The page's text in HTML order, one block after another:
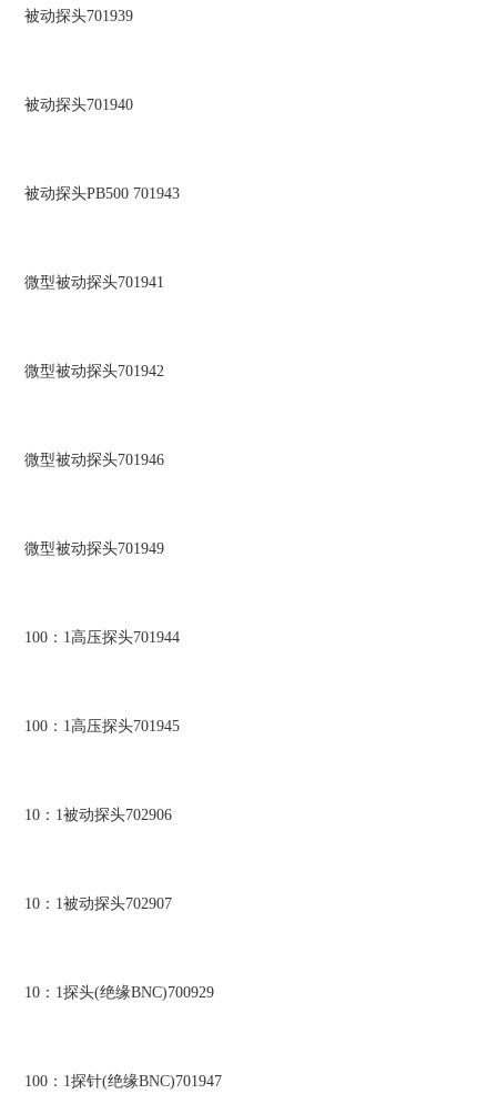
被动探头701939
被动探头701940
被动探头PB500 701943
微型被动探头701941
微型被动探头701942
微型被动探头701946
微型被动探头701949
100：1高压探头701944
100：1高压探头701945
10：1被动探头702906
10：1被动探头702907
10：1探头(绝缘BNC)700929
100：1探针(绝缘BNC)701947